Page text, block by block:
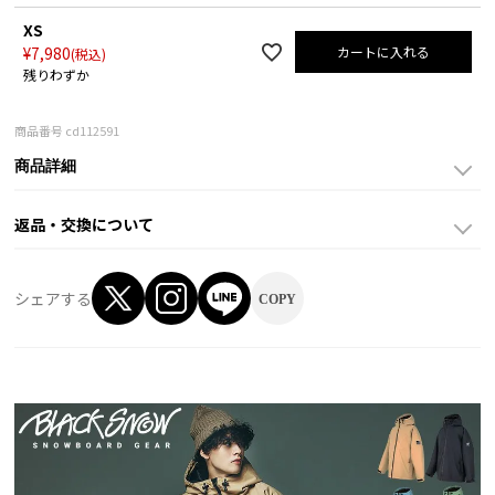
XS
¥7,980 税込
残りわずか
カートに入れる
商品番号 cd112591
商品詳細
返品・交換について
シェアする